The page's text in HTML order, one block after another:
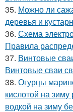
35. Можно ли
деревья и
36. Схема
Правила
37. Винтовые
Винтовые сваи
38. Огурцы
кислотой на
водкой на зиму